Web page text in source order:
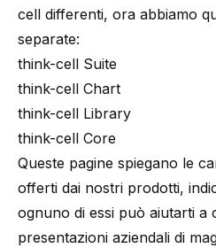
cell differenti, ora abbiamo
separate:
think-cell Suite
think-cell Chart
think-cell Library
think-cell Core
Queste pagine spiegano le
offerti dai nostri prodotti,
ognuno di essi può aiutarti a
presentazioni aziendali di